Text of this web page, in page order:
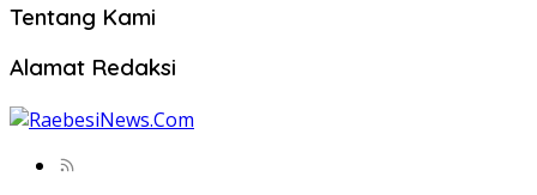
Tentang Kami
Alamat Redaksi